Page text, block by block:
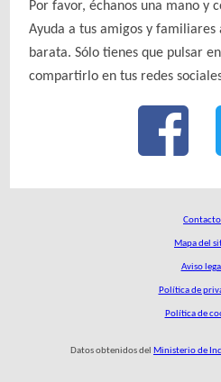
Por favor, échanos una mano y
Ayuda a tus amigos y
barata. Sólo tienes que pulsar
compartirlo en tus redes
Contacto
Mapa del
Aviso legal
Política de
Política de
Datos obtenidos del Ministerio de